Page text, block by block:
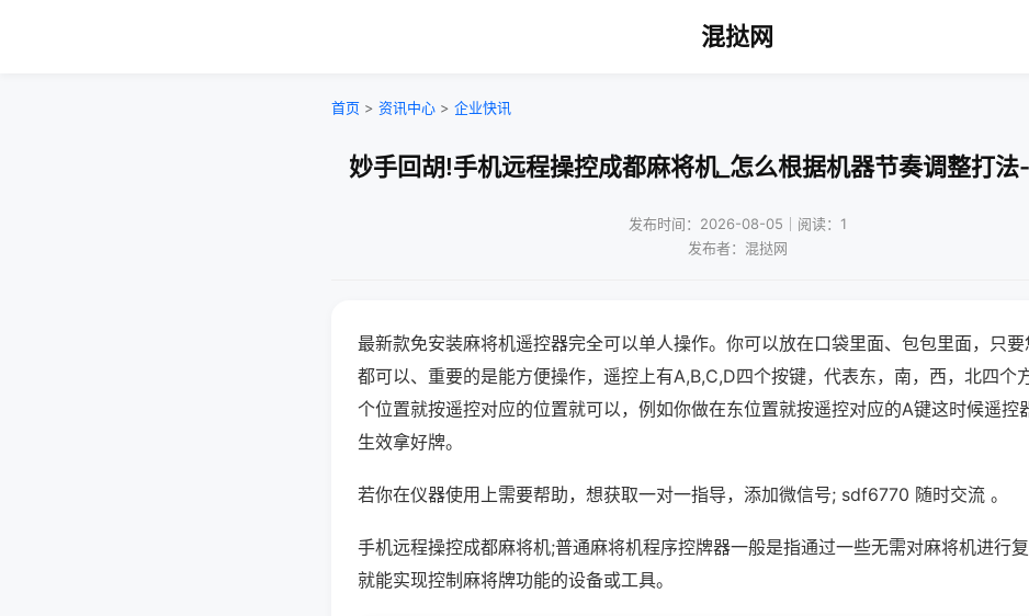
混挞网
首页 > 资讯中心 > 企业快讯
妙手回胡!手机远程操控成都麻将机_怎么根据机器节奏调整打法
发布时间：2026-08-05｜阅读：1
发布者：混挞网
最新款免安装麻将机遥控器完全可以单人操作。你可以放在口袋里面、包包里面，只
都可以、重要的是能方便操作，遥控上有A,B,C,D四个按键，代表东，南，西，北四个
个位置就按遥控对应的位置就可以，例如你做在东位置就按遥控对应的A键这时候遥控
生效拿好牌。
若你在仪器使用上需要帮助，想获取一对一指导，添加微信号; sdf6770 随时交流 。
手机远程操控成都麻将机;普通麻将机程序控牌器一般是指通过一些无需对麻将机进行
就能实现控制麻将牌功能的设备或工具。